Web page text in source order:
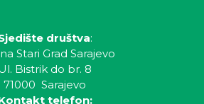
društva:
Stari Grad Sarajevo
Bistrik do br. 8
71000 Sarajevo
telefon: